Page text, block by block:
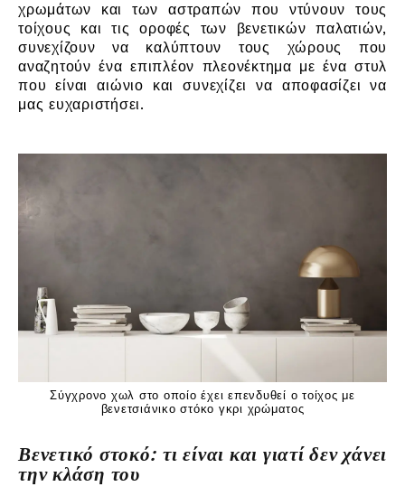
χρωμάτων και των αστραπών που ντύνουν τους
τοίχους και τις οροφές των βενετικών παλατιών,
συνεχίζουν να καλύπτουν τους χώρους που
αναζητούν ένα επιπλέον πλεονέκτημα με ένα στυλ
που είναι αιώνιο και συνεχίζει να αποφασίζει να
μας ευχαριστήσει.
Σύγχρονο χωλ στο οποίο έχει επενδυθεί ο τοίχος με
βενετσιάνικο στόκο γκρι χρώματος
Βενετικό στοκό: τι είναι και γιατί δεν χάνει
την κλάση του